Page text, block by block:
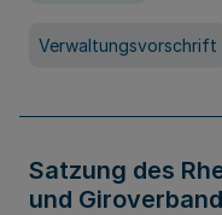
Verwaltungsvorschrift
Satzung des
und